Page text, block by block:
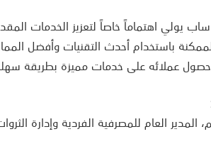
ساب يولي اهتماماً خاصاً لتعزيز الخدمات
باستخدام أحدث التقنيات وأفضل
عملائه على خدمات مميزة بطريقة
المدير العام للمصرفية الفردية وإدارة